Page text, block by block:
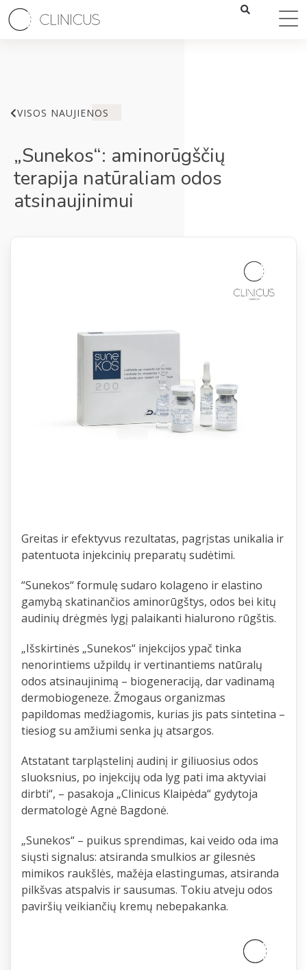
VISOS NAUJIENOS
„Sunekos“: aminorūgščių
terapija natūraliam odos
atsinaujinimui
Greitas ir efektyvus rezultatas, pagrįstas unikalia ir
patentuota injekcinių preparatų sudėtimi.
“Sunekos“ formulę sudaro kolageno ir elastino
gamybą skatinančios aminorūgštys, odos bei kitų
audinių drėgmės lygį palaikanti hialurono rūgštis.
„Išskirtinės „Sunekos“ injekcijos ypač tinka
nenorintiems užpildų ir vertinantiems natūralų
odos atsinaujinimą – biogeneraciją, dar vadinamą
dermobiogeneze. Žmogaus organizmas
papildomas medžiagomis, kurias jis pats sintetina –
tiesiog su amžiumi senka jų atsargos.
Atstatant tarpląstelinį audinį ir giliuosius odos
sluoksnius, po injekcijų oda lyg pati ima aktyviai
dirbti“, – pasakoja „Clinicus Klaipėda“ gydytoja
dermatologė Agnė Bagdonė.
„Sunekos“ – puikus sprendimas, kai veido oda ima
siųsti signalus: atsiranda smulkios ar gilesnės
mimikos raukšlės, mažėja elastingumas, atsiranda
pilkšvas atspalvis ir sausumas. Tokiu atveju odos
paviršių veikiančių kremų nebepakanka.